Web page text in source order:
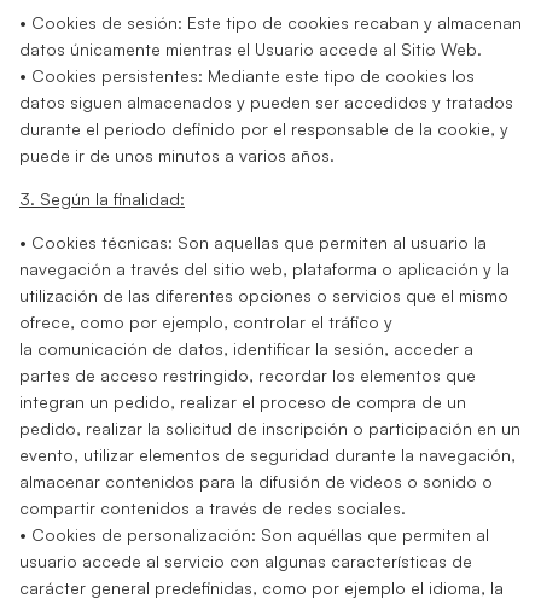
• Cookies de sesión: Este tipo de cookies recaban y almacenan
datos únicamente mientras el Usuario accede al Sitio Web.
• Cookies persistentes: Mediante este tipo de cookies los
datos siguen almacenados y pueden ser accedidos y tratados
durante el periodo definido por el responsable de la cookie, y
puede ir de unos minutos a varios años.
3. Según la finalidad:
• Cookies técnicas: Son aquellas que permiten al usuario la
navegación a través del sitio web, plataforma o aplicación y la
utilización de las diferentes opciones o servicios que el mismo
ofrece, como por ejemplo, controlar el tráfico y
la comunicación de datos, identificar la sesión, acceder a
partes de acceso restringido, recordar los elementos que
integran un pedido, realizar el proceso de compra de un
pedido, realizar la solicitud de inscripción o participación en un
evento, utilizar elementos de seguridad durante la navegación,
almacenar contenidos para la difusión de videos o sonido o
compartir contenidos a través de redes sociales.
• Cookies de personalización: Son aquéllas que permiten al
usuario accede al servicio con algunas características de
carácter general predefinidas, como por ejemplo el idioma, la